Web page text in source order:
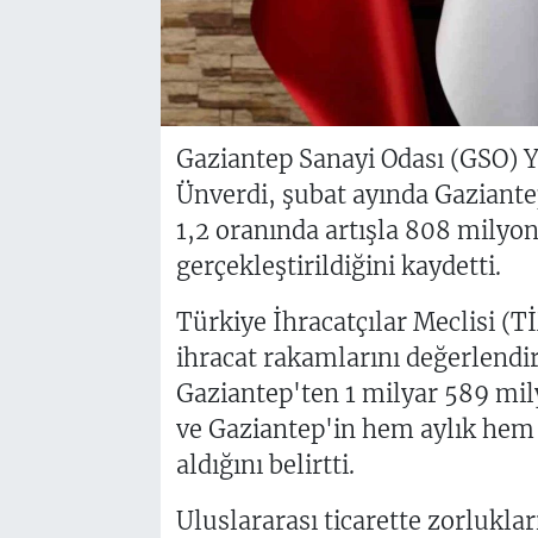
Gaziantep Sanayi Odası
Ünverdi, şubat ayında
1,2 oranında artışla 808
gerçekleştirildiğini kaydetti.
Türkiye İhracatçılar Meclisi
ihracat rakamlarını
Gaziantep'ten 1 milyar 589
ve Gaziantep'in hem aylık hem
aldığını belirtti.
Uluslararası ticarette